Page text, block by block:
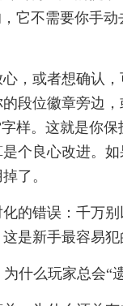
它不需要你手
，或者想确认
段位徽章旁边
样。这就是你
个良心改进。
了。
的错误：千万
是新手最容易
什么玩家总会“